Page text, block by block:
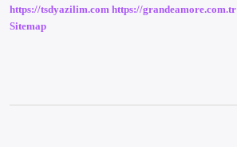
https://tsdyazilim.com https://grandeamore.com.tr
Sitemap